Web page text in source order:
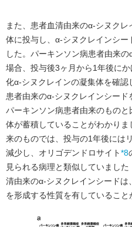
また、患者血清由来のα-シヌク
体に投与し、α-シヌクレインシー
した。パーキンソン病患者由来
場合、投与後3ヶ月から1年後に
化α-シヌクレインの凝集体を確
患者由来のα-シヌクレインシー
パーキンソン病患者由来のもの
体が蓄積していることがわかり
来のものでは、投与の1年後には
減少し、オリゴデンドロサイト*8
見られる病理と類似していまし
清由来のα-シヌクレインシード
を形成する性質を有していること